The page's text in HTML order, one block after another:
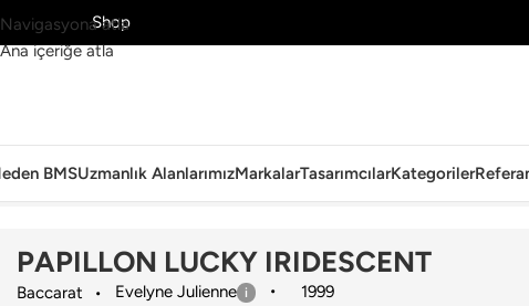
Navigasyona atla
Ana içeriğe atla
KeşfetShop
BMSUzmanlık AlanlarımızMarkalarTasarımcılarKategoriler
Ana Sayfa›Aksesuar›Dekoratif Obje›Baccarat›PAPILLON LUCKY
PAPILLON LUCKY IRIDESCENT
Baccarat Evelyne Julienne
1999